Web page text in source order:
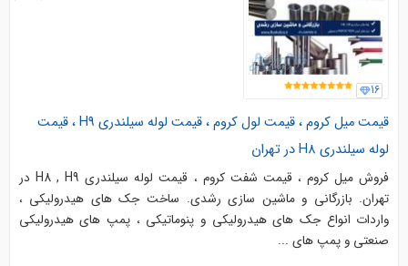
16
قیمت میل کروم ، قیمت لول کروم ، قیمت لوله سیلندری H9 ، قیمت
لوله سیلندری H8 در تهران
فروش میل کروم ، قیمت شفت کروم ، قیمت لوله سیلندری H8 , H9 در
تهران. بازرگانی و ماشین سازی رشدی. ساخت جک های هیدرولیکی ،
واردات انواع جک های هیدرولیکی و پنوماتیکی ، پمپ های هیدرولیکی
صنعتی و پمپ های ...